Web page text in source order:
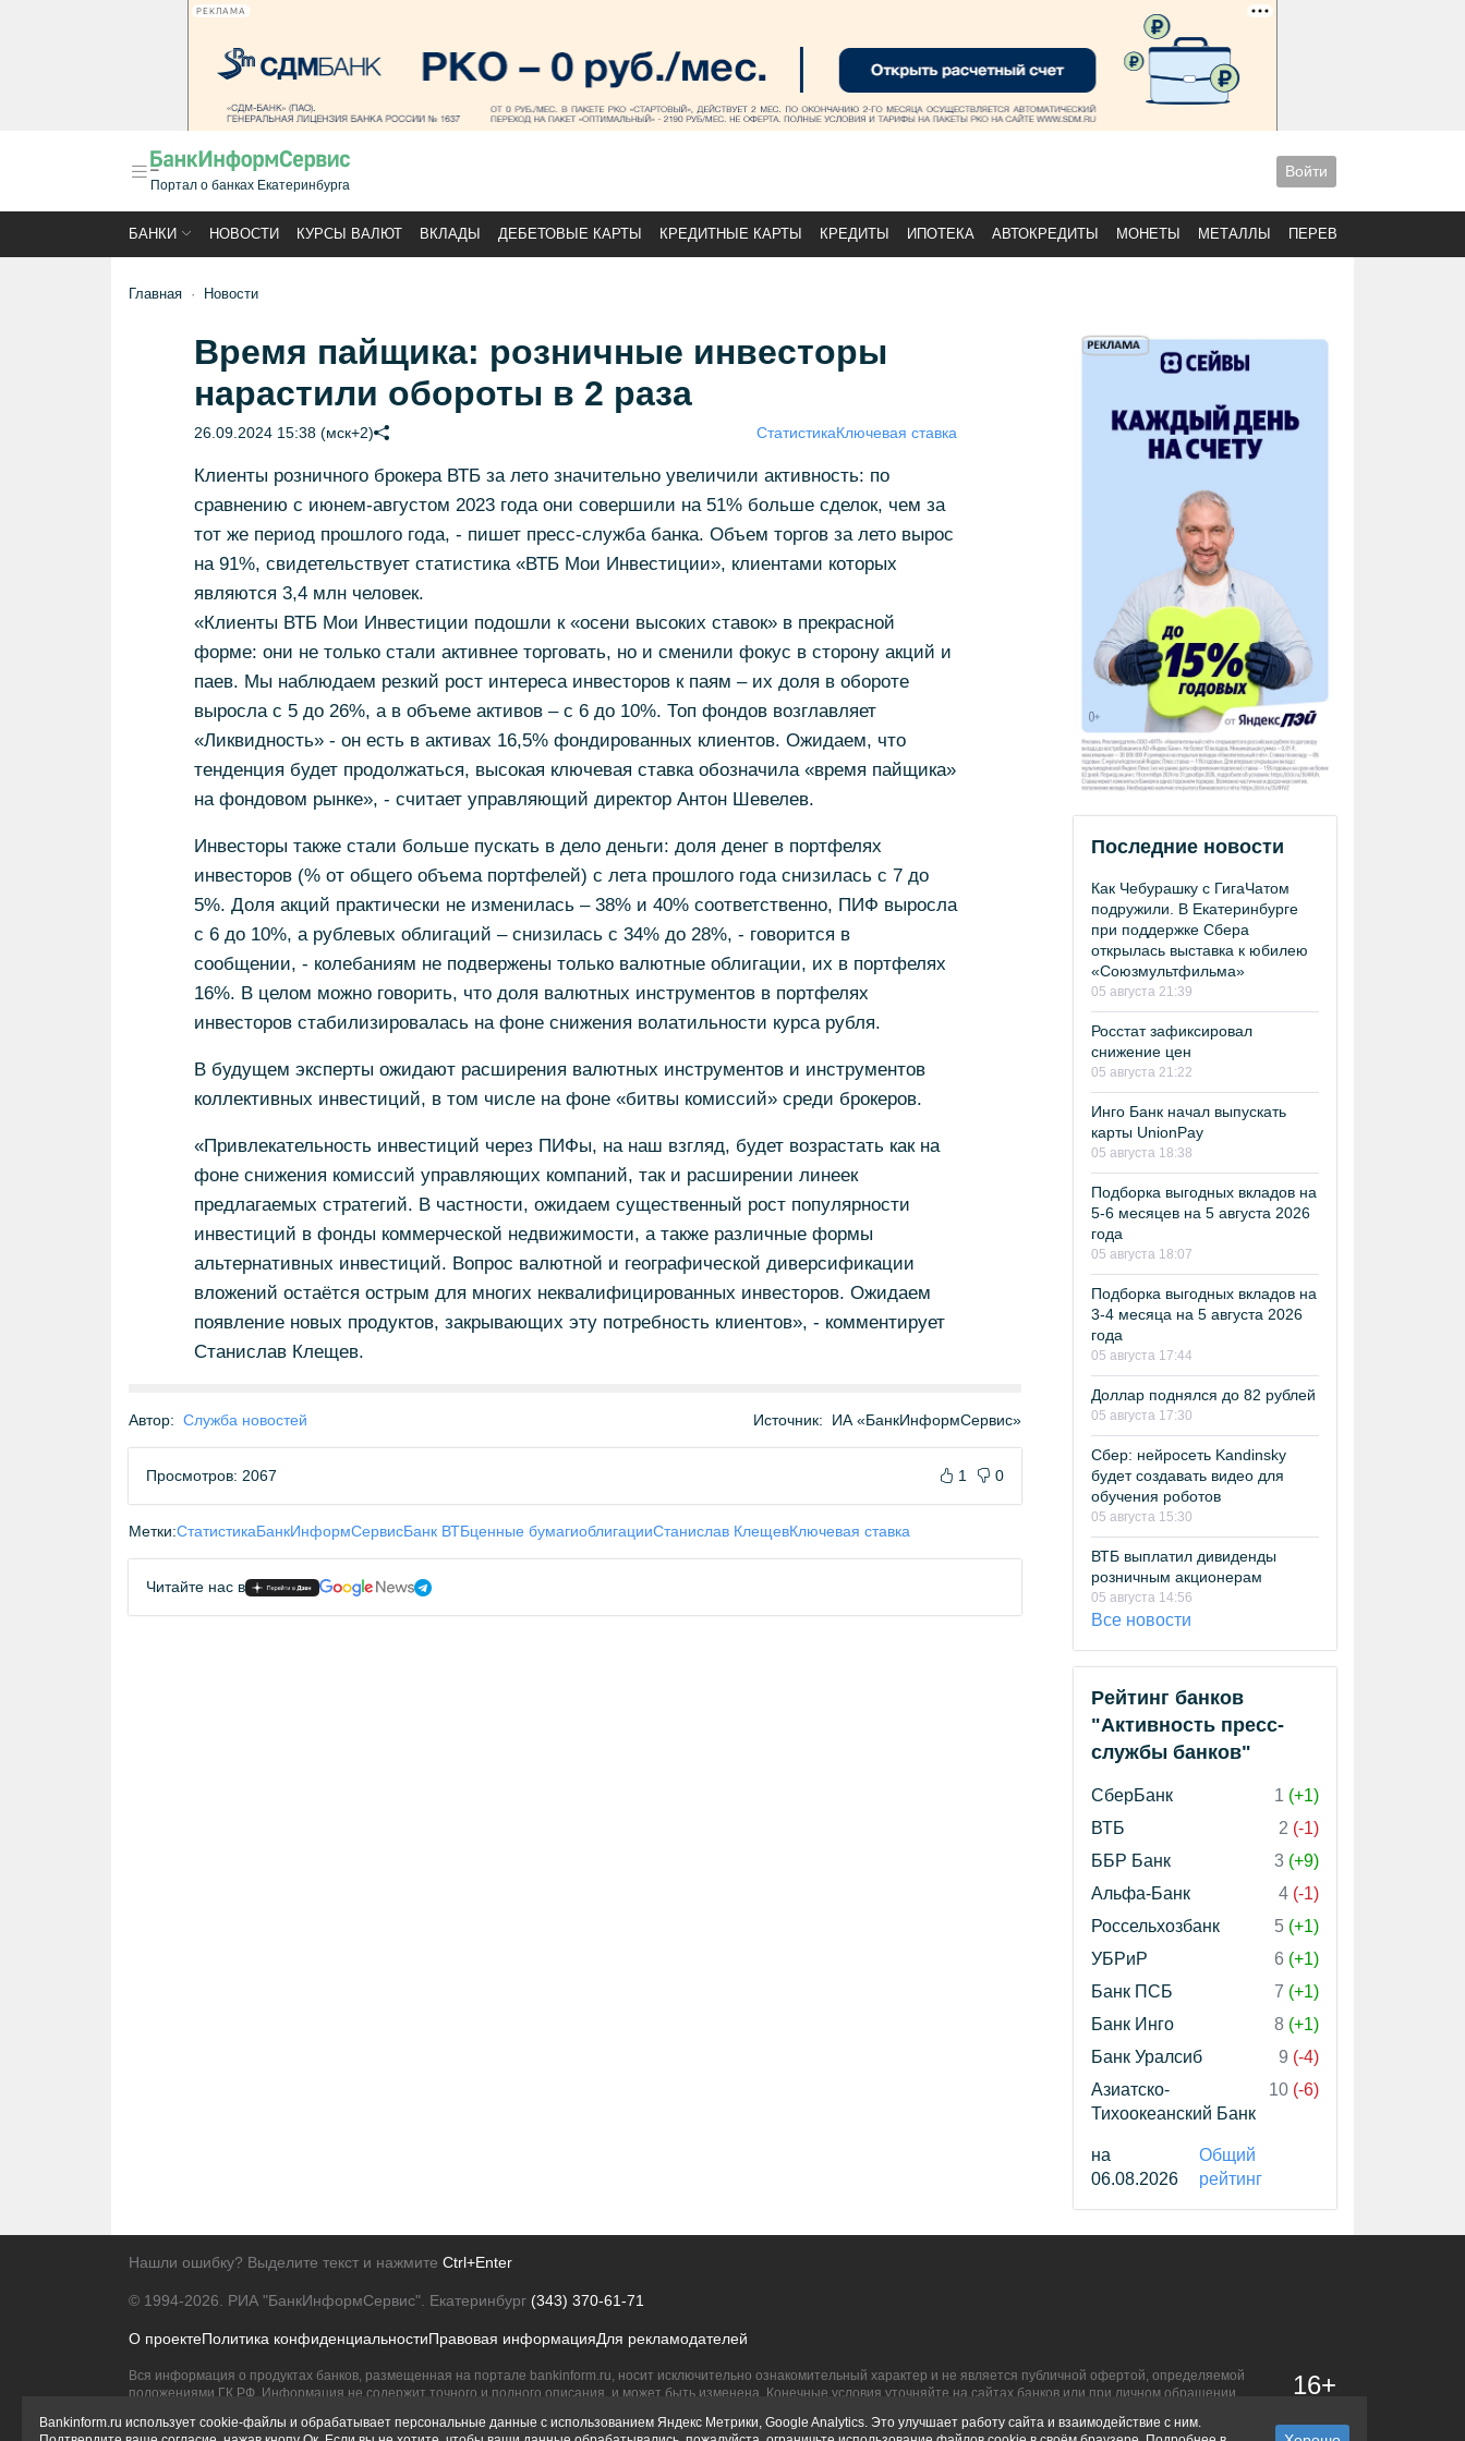
РЕКЛАМА
Портал о банках Екатеринбурга
Войти
БАНКИ НОВОСТИ КУРСЫ ВАЛЮТ ВКЛАДЫ ДЕБЕТОВЫЕ КАРТЫ КРЕДИТНЫЕ КАРТЫ КРЕДИТЫ ИПОТЕКА АВТОКРЕДИТЫ МОНЕТЫ МЕТАЛЛЫ ПЕРЕВОДЫ
Главная Новости
Время пайщика: розничные инвесторы
нарастили обороты в 2 раза
26.09.2024 15:38 (мск+2) СтатистикаКлючевая ставка
Клиенты розничного брокера ВТБ за лето значительно увеличили активность: по
сравнению с июнем-августом 2023 года они совершили на 51% больше сделок, чем за
тот же период прошлого года, - пишет пресс-служба банка. Объем торгов за лето вырос
на 91%, свидетельствует статистика «ВТБ Мои Инвестиции», клиентами которых
являются 3,4 млн человек.
«Клиенты ВТБ Мои Инвестиции подошли к «осени высоких ставок» в прекрасной
форме: они не только стали активнее торговать, но и сменили фокус в сторону акций и
паев. Мы наблюдаем резкий рост интереса инвесторов к паям – их доля в обороте
выросла с 5 до 26%, а в объеме активов – с 6 до 10%. Топ фондов возглавляет
«Ликвидность» - он есть в активах 16,5% фондированных клиентов. Ожидаем, что
тенденция будет продолжаться, высокая ключевая ставка обозначила «время пайщика»
на фондовом рынке», - считает управляющий директор Антон Шевелев.
Инвесторы также стали больше пускать в дело деньги: доля денег в портфелях
инвесторов (% от общего объема портфелей) с лета прошлого года снизилась с 7 до
5%. Доля акций практически не изменилась – 38% и 40% соответственно, ПИФ выросла
с 6 до 10%, а рублевых облигаций – снизилась с 34% до 28%, - говорится в
сообщении, - колебаниям не подвержены только валютные облигации, их в портфелях
16%. В целом можно говорить, что доля валютных инструментов в портфелях
инвесторов стабилизировалась на фоне снижения волатильности курса рубля.
В будущем эксперты ожидают расширения валютных инструментов и инструментов
коллективных инвестиций, в том числе на фоне «битвы комиссий» среди брокеров.
«Привлекательность инвестиций через ПИФы, на наш взгляд, будет возрастать как на
фоне снижения комиссий управляющих компаний, так и расширении линеек
предлагаемых стратегий. В частности, ожидаем существенный рост популярности
инвестиций в фонды коммерческой недвижимости, а также различные формы
альтернативных инвестиций. Вопрос валютной и географической диверсификации
вложений остаётся острым для многих неквалифицированных инвесторов. Ожидаем
появление новых продуктов, закрывающих эту потребность клиентов», - комментирует
Станислав Клещев.
Автор: Служба новостей Источник: ИА «БанкИнформСервис»
Просмотров: 2067 1 0
Метки:СтатистикаБанкИнформСервисБанк ВТБценные бумагиоблигацииСтанислав КлещевКлючевая ставка
Читайте нас в
Последние новости
Как Чебурашку с ГигаЧатом
подружили. В Екатеринбурге
при поддержке Сбера
открылась выставка к юбилею
«Союзмультфильма»
05 августа 21:39
Росстат зафиксировал
снижение цен
05 августа 21:22
Инго Банк начал выпускать
карты UnionPay
05 августа 18:38
Подборка выгодных вкладов на
5-6 месяцев на 5 августа 2026
года
05 августа 18:07
Подборка выгодных вкладов на
3-4 месяца на 5 августа 2026
года
05 августа 17:44
Доллар поднялся до 82 рублей
05 августа 17:30
Сбер: нейросеть Kandinsky
будет создавать видео для
обучения роботов
05 августа 15:30
ВТБ выплатил дивиденды
розничным акционерам
05 августа 14:56
Все новости
Рейтинг банков
"Активность пресс-
службы банков"
СберБанк 1 (+1)
ВТБ
2 (-1)
ББР Банк
3 (+9)
Альфа-Банк
4 (-1)
Россельхозбанк
5 (+1)
УБРиР
6 (+1)
Банк ПСБ
7 (+1)
Банк Инго
8 (+1)
Банк Уралсиб
9 (-4)
Азиатско-
Тихоокеанский Банк
10 (-6)
на
06.08.2026
Общий
рейтинг
Нашли ошибку? Выделите текст и нажмите Ctrl+Enter
© 1994-2026. РИА "БанкИнформСервис". Екатеринбург (343) 370-61-71
О проектеПолитика конфиденциальностиПравовая информацияДля рекламодателей
Вся информация о продуктах банков, размещенная на портале bankinform.ru, носит исключительно ознакомительный характер и не является публичной офертой, определяемой
положениями ГК РФ. Информация не содержит точного и полного описания, и может быть изменена. Конечные условия уточняйте на сайтах банков или при личном обращении.
16+
Bankinform.ru использует cookie-файлы и обрабатывает персональные данные с использованием Яндекс Метрики, Google Analytics. Это улучшает работу сайта и взаимодействие с ним.